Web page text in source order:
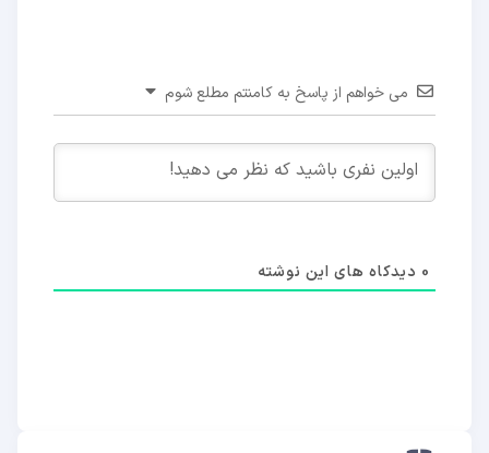
می خواهم از پاسخ به کامنتم مطلع شوم
0 دیدکاه های این نوشته